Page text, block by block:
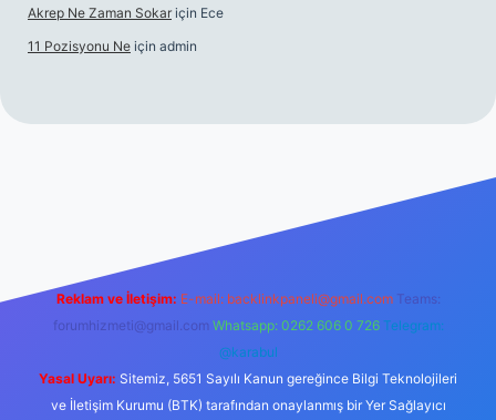
Akrep Ne Zaman Sokar için Ece
11 Pozisyonu Ne için admin
Reklam ve İletişim: E-mail: backlinkpaneli@gmail.com Teams:
forumhizmeti@gmail.com Whatsapp: 0262 606 0 726 Telegram:
@karabul
Yasal Uyarı: Sitemiz, 5651 Sayılı Kanun gereğince Bilgi Teknolojileri
ve İletişim Kurumu (BTK) tarafından onaylanmış bir Yer Sağlayıcı